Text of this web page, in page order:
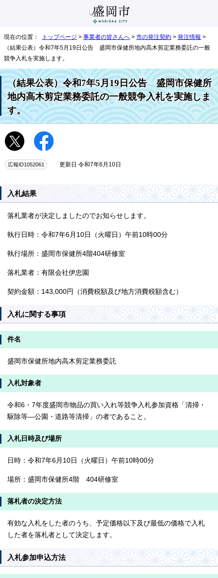
現在の位置： トップページ > 事業者の皆さんへ > 市の発注契約 > 発注情報 >
（結果公表）令和7年5月19日公告 盛岡市保健所地内高木剪定業務委託の一般
競争入札を実施します。
（結果公表）令和7年5月19日公告 盛岡市保健所
地内高木剪定業務委託の一般競争入札を実施しま
す。
広報ID1052061 更新日 令和7年6月10日
入札結果
落札業者が決定しましたのでお知らせします。
執行日時：令和7年6月10日（火曜日）午前10時00分
執行場所：盛岡市保健所4階404研修室
落札業者：有限会社伊忠園
契約金額：143,000円（消費税額及び地方消費税額含む）
入札に関する事項
件名
盛岡市保健所地内高木剪定業務委託
入札対象者
令和6・7年度盛岡市物品の買い入れ等競争入札参加資格「清掃・
駆除等―公園・道路等清掃」の者であること。
入札日時及び場所
日時：令和7年6月10日（火曜日）午前10時00分
場所：盛岡市保健所4階 404研修室
落札者の決定方法
有効な入札をした者のうち、予定価格以下及び最低の価格で入札
した者を落札者として決定します。
入札参加申込方法